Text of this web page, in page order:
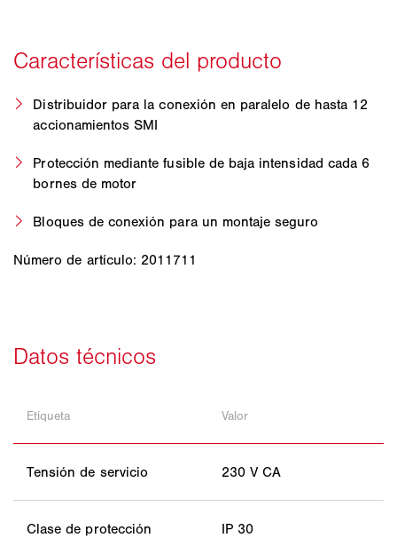
Distribuidor para la conexión en paralelo de hasta 12
accionamientos SMI
Protección mediante fusible de baja intensidad cada 6
bornes de motor
Bloques de conexión para un montaje seguro
Número de artículo: 2011711
Etiqueta Valor
Tensión de servicio 230 V CA
Clase de protección IP 30